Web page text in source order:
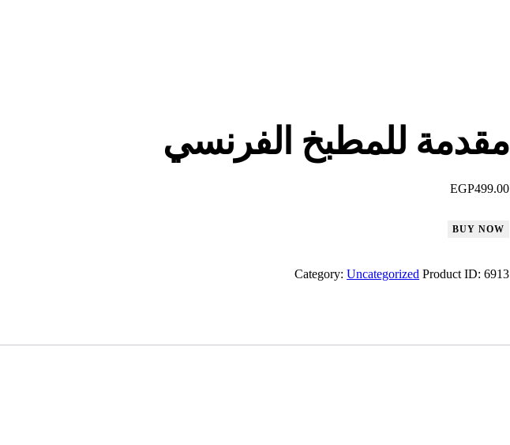
مقدمة للمطبخ الفرنسي
EGP499.00
مقدمة
الفرنسي
BUY NOW
Category:Uncategorized Product ID:6913